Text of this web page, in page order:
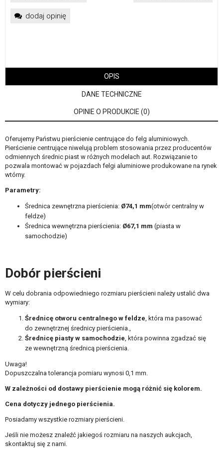
dodaj opinię
OPIS
DANE TECHNICZNE
OPINIE O PRODUKCIE (0)
Oferujemy Państwu pierścienie centrujące do felg aluminiowych.
Pierścienie centrujące niwelują problem stosowania przez producentów
odmiennych średnic piast w różnych modelach aut. Rozwiązanie to
pozwala montować w pojazdach felgi aluminiowe produkowane na rynek
wtórny.
Parametry:
Średnica zewnętrzna pierścienia: Ø74,1 mm(otwór centralny w
feldze)
Średnica wewnętrzna pierścienia: Ø67,1 mm (piasta w
samochodzie)
Dobór pierścieni
W celu dobrania odpowiedniego rozmiaru pierścieni należy ustalić dwa
wymiary:
Średnicę otworu centralnego w feldze , która ma pasować
do zewnętrznej średnicy pierścienia.,
Średnicę piasty w samochodzie , która powinna zgadzać się
ze wewnętrzną średnicą pierścienia.
Uwaga!
Dopuszczalna tolerancja pomiaru wynosi 0,1 mm.
W zależności od dostawy pierścienie mogą różnić się kolorem.
Cena dotyczy jednego pierścienia.
Posiadamy wszystkie rozmiary pierścieni.
Jeśli nie możesz znaleźć jakiegoś rozmiaru na naszych aukcjach,
skontaktuj się z nami.